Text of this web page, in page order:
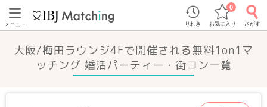
メニュー りれき お気に入り
0
さがす
大阪/梅田ラウンジ4Fで開催される無料1on1マ
ッチング 婚活パーティー・街コン一覧